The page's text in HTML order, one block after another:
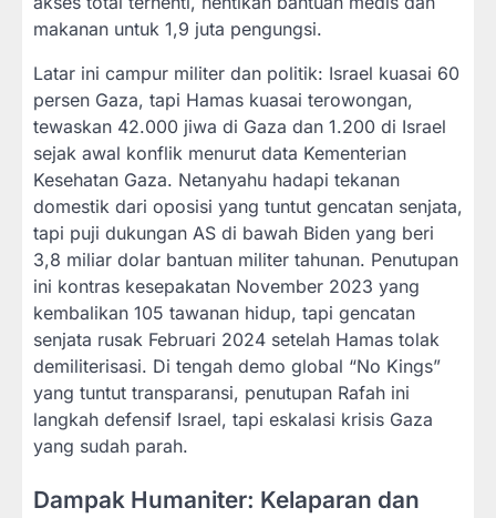
makanan untuk 1,9 juta pengungsi.
Latar ini campur militer dan politik: Israel kuasai 60
persen Gaza, tapi Hamas kuasai terowongan,
tewaskan 42.000 jiwa di Gaza dan 1.200 di Israel
sejak awal konflik menurut data Kementerian
Kesehatan Gaza. Netanyahu hadapi tekanan
domestik dari oposisi yang tuntut gencatan senjata,
tapi puji dukungan AS di bawah Biden yang beri
3,8 miliar dolar bantuan militer tahunan. Penutupan
ini kontras kesepakatan November 2023 yang
kembalikan 105 tawanan hidup, tapi gencatan
senjata rusak Februari 2024 setelah Hamas tolak
demiliterisasi. Di tengah demo global “No Kings”
yang tuntut transparansi, penutupan Rafah ini
langkah defensif Israel, tapi eskalasi krisis Gaza
yang sudah parah.
Dampak Humaniter: Kelaparan dan